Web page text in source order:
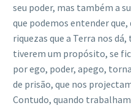
seu poder, mas também a
que podemos entender
riquezas que a Terra nos
tiverem um propósito, se
por ego, poder, apego,
de prisão, que nos
Contudo, quando